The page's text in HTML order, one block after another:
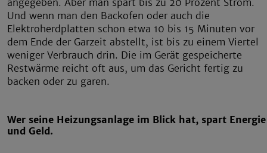
Und wenn man den Backofen oder auch die
Elektroherdplatten schon etwa 10 bis 15 Minuten vor
dem Ende der Garzeit abstellt, ist bis zu einem Viertel
weniger Verbrauch drin. Die im Gerät gespeicherte
Restwärme reicht oft aus, um das Gericht fertig zu
backen oder zu garen.
Wer seine Heizungsanlage im Blick hat, spart Energie
und Geld.